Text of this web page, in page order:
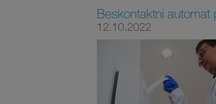
Beskontaktni automat
12.10.2022